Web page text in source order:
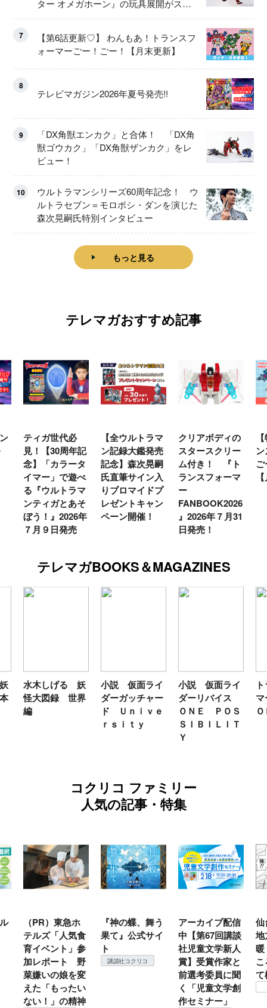
ター オメガホーン』の玩具展開がスタ
ート！
7
【第6話更新♡】 わんもあ！トランスフ
ォーマーごー！ごー！【月末更新】
8
テレビマガジン2026年夏号発売!!
9
「DX角獣エンカク」と合体！ 「DX角
獣ゴウカク」「DX角獣ザンカク」をレ
ビュー！
10
ウルトラマンシリーズ60周年記念！ ウ
ルトラセブン＝モロボシ・ダンを演じた
森次晃嗣氏特別インタビュー
もっと見る
テレマガおすすめ記事
ティガ世代必
見！【30周年記
念】「カラータ
イマー」で遊べ
る『ウルトラマ
ンティガとあそ
ぼう！』2026年
７月９日発売
【全ウルトラマ
ン記録大鑑発売
記念】森次晃嗣
氏直筆サイン入
りブロマイドプ
レゼントキャン
ペーン開催！
クリアボディの
スタースクリー
ム付き！ 『ト
ランスフォーマ
ー
FANBOOK2026
』2026年７月31
日発売！
テレマガBOOKS＆MAGAZINES
水木しげる 妖
怪大図録 世界
編
小説 仮面ライ
ダーガッチャー
ド Ｕｎｉｖｅ
ｒｓｉｔｙ
小説 仮面ライ
ダーリバイス
ＯＮＥ ＰＯＳ
ＳＩＢＩＬＩＴ
Ｙ
コクリコ ファミリー
人気の記事・特集
（PR）東急ホ
テルズ「人気食
育イベント」参
加レポート 野
菜嫌いの娘を変
えた「もったい
ない！」の精神
『神の蝶、舞う
果て』公式サイ
ト
講談社コクリコ
アーカイブ配信
中【第67回講談
社児童文学新人
賞】受賞作家と
前選考委員に聞
く「児童文学創
作セミナー」
仙
地
て